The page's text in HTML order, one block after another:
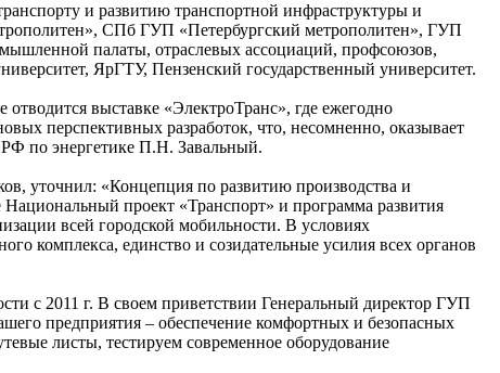
и развитию транспортной инфраструктуры и
СПб ГУП «Петербургский метрополитен», ГУП
палаты, отраслевых ассоциаций, профсоюзов,
ЯрГТУ, Пензенский государственный университет.
отводится выставке «ЭлектроТранс», где ежегодно
перспективных разработок, что, несомненно, оказывает
РФ по энергетике П.Н. Завальный.
уточнил: «Концепция по развитию производства и
Национальный проект «Транспорт» и программа развития
всей городской мобильности. В условиях
комплекса, единство и созидательные усилия всех органов
с 2011 г. В своем приветствии Генеральный директор ГУП
предприятия – обеспечение комфортных и безопасных
листы, тестируем современное оборудование